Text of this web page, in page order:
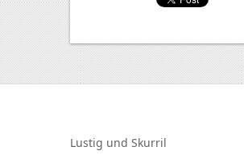
Lustig und Skurril